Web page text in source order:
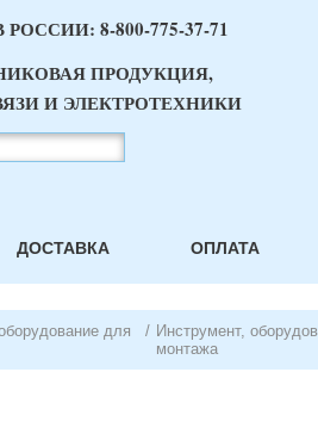
РОССИИ: 8-800-775-37-71
ПРОДУКЦИЯ,
И ЭЛЕКТРОТЕХНИКИ
ДОСТАВКА ОПЛАТА
для
/ Инструмент,
монтажа